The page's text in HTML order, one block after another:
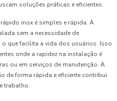
soluções práticas e eficientes.
inox é simples e rápida. A
sem a necessidade de
que facilita a vida dos usuários. Isso
onde a rapidez na instalação é
ou em serviços de manutenção. A
de forma rápida e eficiente contribui
trabalho.